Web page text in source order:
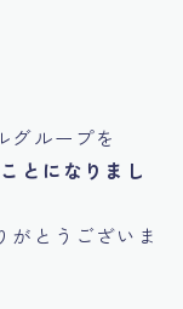
グループを
とになりまし
がとうございま